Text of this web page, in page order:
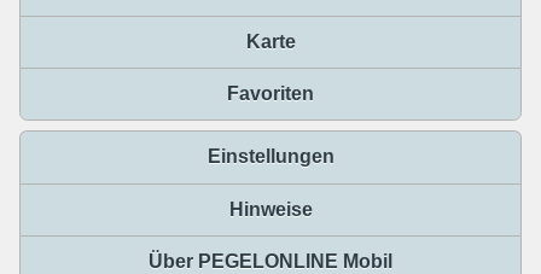
Karte
Favoriten
Einstellungen
Hinweise
Über PEGELONLINE Mobil